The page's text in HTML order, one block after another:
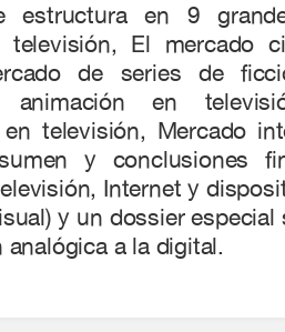
estructura en 9
televisión, El mercado
de series de
animación en
televisión, Mercado
y conclusiones
Internet y
y un dossier
a la digital.